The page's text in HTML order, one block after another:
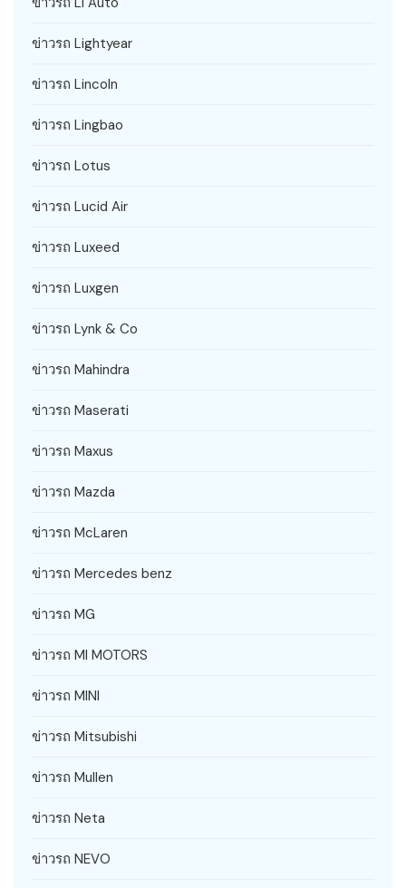
ข่าวรถ Lightyear
ข่าวรถ Lincoln
ข่าวรถ Lingbao
ข่าวรถ Lotus
ข่าวรถ Lucid Air
ข่าวรถ Luxeed
ข่าวรถ Luxgen
ข่าวรถ Lynk & Co
ข่าวรถ Mahindra
ข่าวรถ Maserati
ข่าวรถ Maxus
ข่าวรถ Mazda
ข่าวรถ McLaren
ข่าวรถ Mercedes benz
ข่าวรถ MG
ข่าวรถ MI MOTORS
ข่าวรถ MINI
ข่าวรถ Mitsubishi
ข่าวรถ Mullen
ข่าวรถ Neta
ข่าวรถ NEVO